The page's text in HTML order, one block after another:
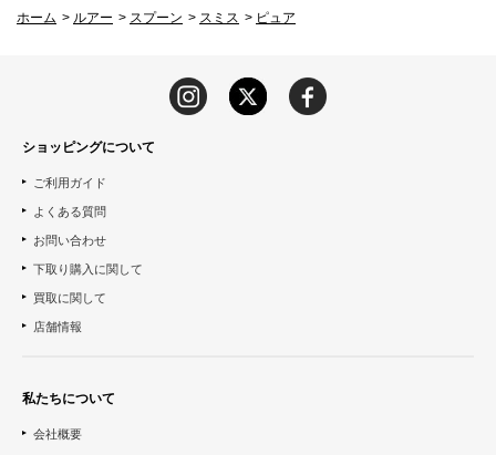
ホーム > ルアー > スプーン > スミス > ピュア
ショッピングについて
ご利用ガイド
よくある質問
お問い合わせ
下取り購入に関して
買取に関して
店舗情報
私たちについて
会社概要